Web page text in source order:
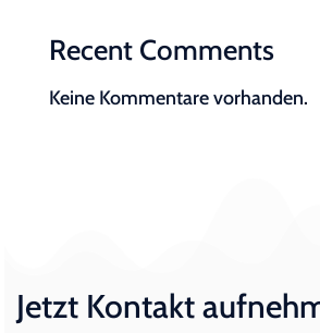
Recent Comments
Keine Kommentare vorhanden.
Jetzt Kontakt